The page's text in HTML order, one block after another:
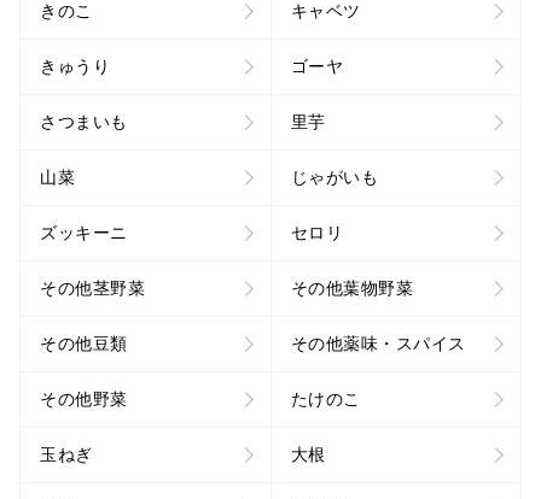
きのこ キャベツ
きゅうり ゴーヤ
さつまいも 里芋
山菜 じゃがいも
ズッキーニ セロリ
その他茎野菜 その他葉物野菜
その他豆類 その他薬味・スパイス
その他野菜 たけのこ
玉ねぎ 大根